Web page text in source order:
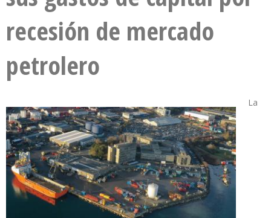
recesión de mercado
petrolero
La